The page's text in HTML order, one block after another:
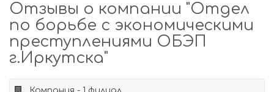
Отзывы о компании "Отдел
по борьбе с экономическими
преступлениями ОБЭП
г.Иркутска"